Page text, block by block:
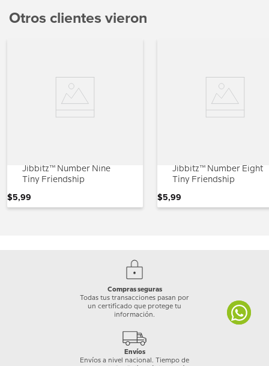
Otros clientes vieron
Jibbitz™ Number Nine
Tiny Friendship
$5,99
Jibbitz™ Number Eight
Tiny Friendship
$5,99
Compras seguras
Todas tus transacciones pasan por
un certificado que protege tu
información.
Envíos
Envíos a nivel nacional. Tiempo de